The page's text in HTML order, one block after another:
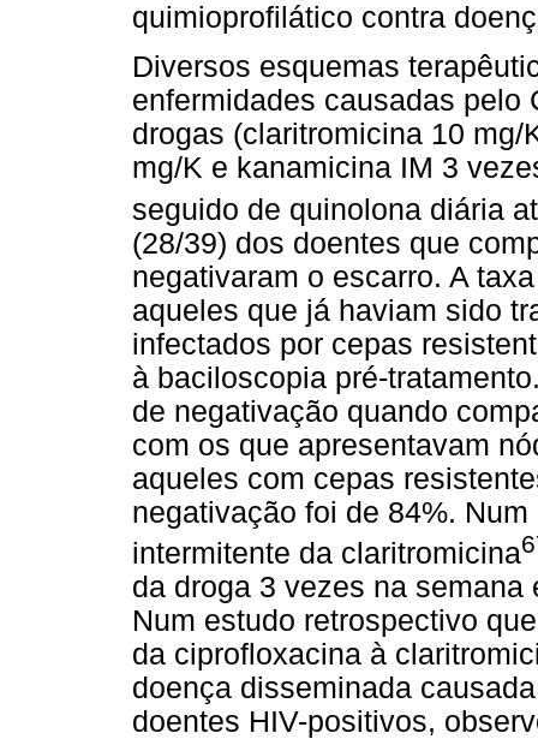
quimioprofilático contra
Diversos esquemas
enfermidades causadas pelo
drogas (claritromicina 10
mg/K e kanamicina IM 3
seguido de quinolona diária
(28/39) dos doentes que
negativaram o escarro. A
aqueles que já haviam sido
infectados por cepas
à baciloscopia pré-
de negativação quando
com os que apresentavam
aqueles com cepas
negativação foi de 84%.
intermitente da claritromicina
da droga 3 vezes na
Num estudo retrospectivo
da ciprofloxacina à
doença disseminada
doentes HIV-positivos,